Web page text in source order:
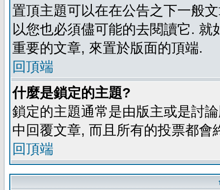
置頂主題可以在在公告之下一般
以您也必須儘可能的去閱讀它.
重要的文章, 來置於版面的頂端.
回頂端
什麼是鎖定的主題?
鎖定的主題通常是由版主或是討
中回覆文章, 而且所有的投票都
回頂端